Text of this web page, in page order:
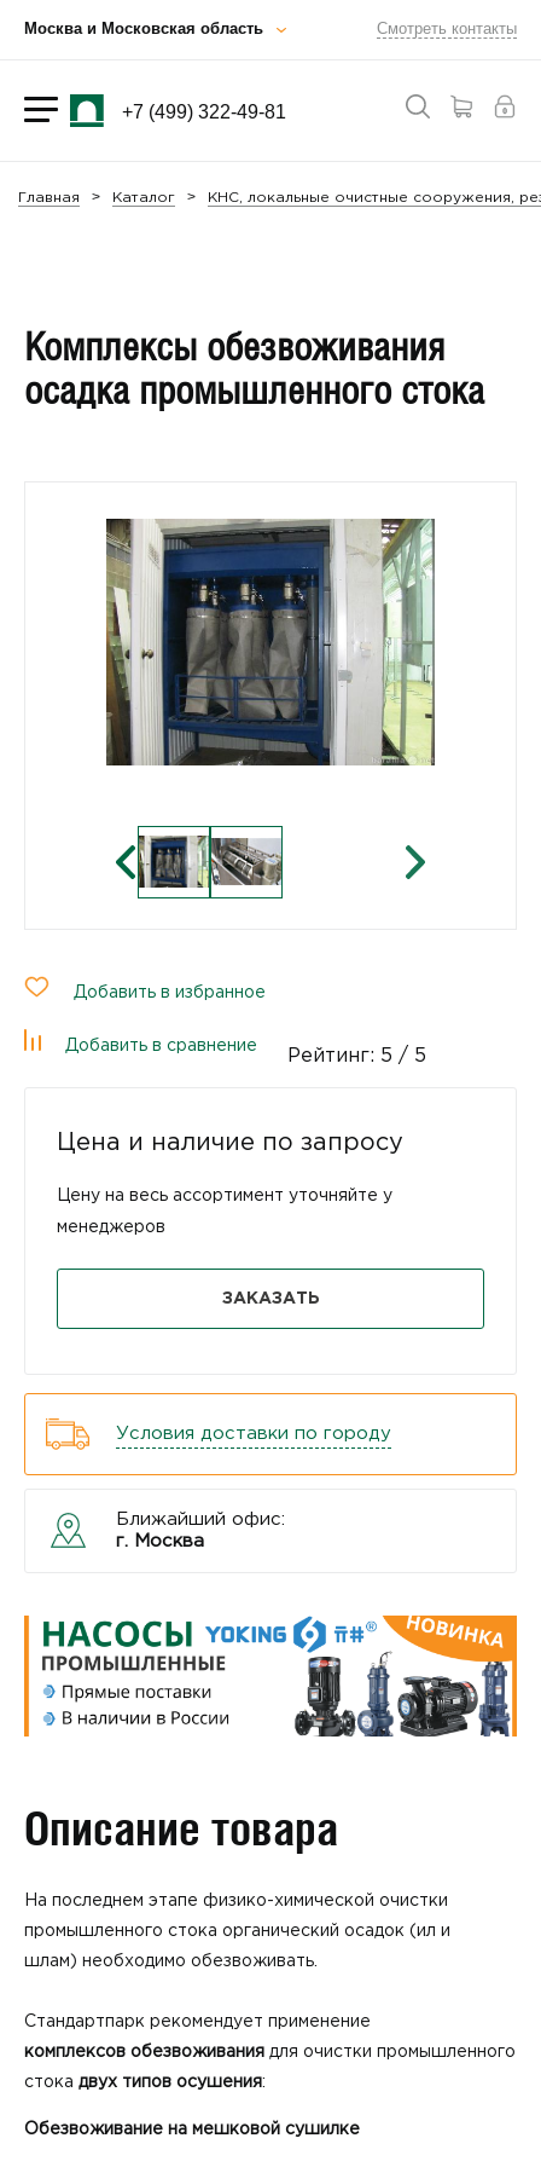
Москва и Московская область Смотреть контакты
+7 (499) 322-49-81
Главная Каталог КНС, локальные очистные сооружения,
Комплексы обезвоживания
осадка промышленного стока
Добавить в избранное
Добавить в сравнение
Рейтинг: 5 / 5
Цена и наличие по запросу
Цену на весь ассортимент уточняйте у
менеджеров
ЗАКАЗАТЬ
Условия доставки по городу
Ближайший офис:
г. Москва
Описание товара
На последнем этапе физико-химической очистки
промышленного стока органический осадок (ил и
шлам) необходимо обезвоживать.
Стандартпарк рекомендует применение
комплексов обезвоживания для очистки промышленного
стока двух типов осушения:
Обезвоживание на мешковой сушилке